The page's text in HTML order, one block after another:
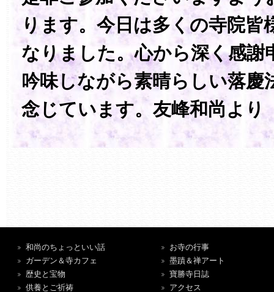
ります。今日は多くの寺院皆
なりました。心から深く感謝
吟味しながら素晴らしい落慶
念じています。友峰和尚より
和尚のちょっといい話
ガーデン＆寺カフェ
歴史と宝物
供養とご祈祷
お寺の行事
墨蹟＆禅アート
寶勝寺日誌
アクセス